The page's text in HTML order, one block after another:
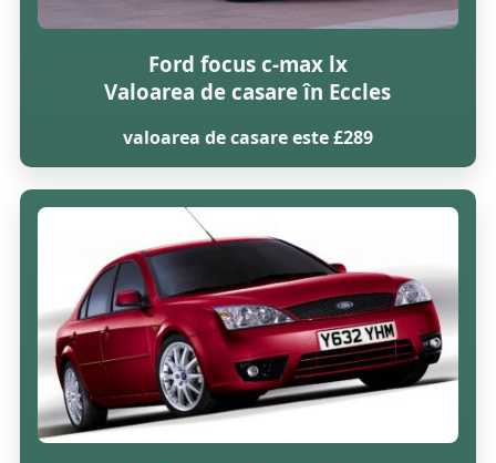
Ford focus c-max lx
Valoarea de casare în Eccles
valoarea de casare este £289